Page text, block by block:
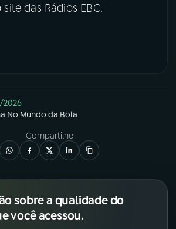
das Rádios EBC.
No Mundo da Bola
Compartilhe
sobre a qualidade do
você acessou.